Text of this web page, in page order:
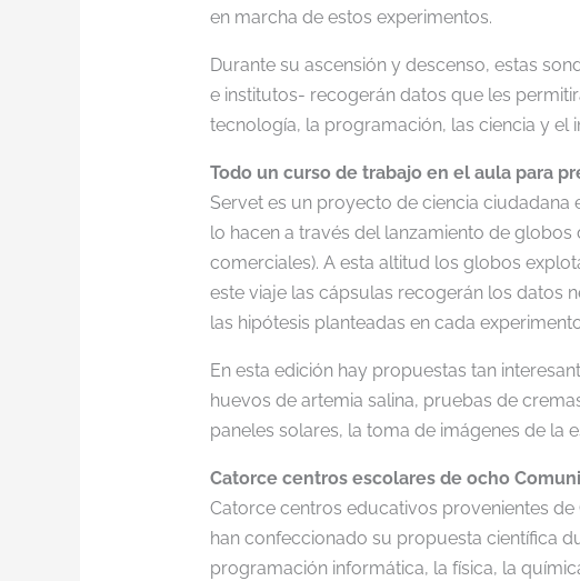
en marcha de estos experimentos.
Durante su ascensión y descenso, estas
e institutos- recogerán datos que les
tecnología, la programación, las ciencia y el
Todo un curso de trabajo en el aula para
Servet es un proyecto de ciencia ciudadana
lo hacen a través del lanzamiento de
comerciales). A esta altitud los globos
este viaje las cápsulas recogerán los datos
las hipótesis planteadas en cada
En esta edición hay propuestas tan
huevos de artemia salina, pruebas de
paneles solares, la toma de imágenes de la
Catorce centros escolares de ocho
Catorce centros educativos provenientes de
han confeccionado su propuesta científica
programación informática, la física, la